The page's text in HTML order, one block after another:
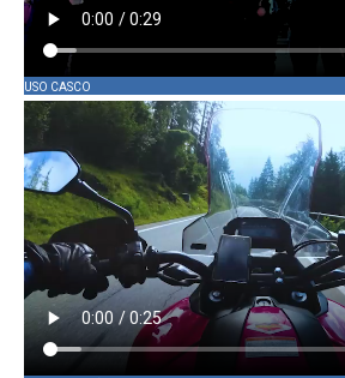
USO CASCO